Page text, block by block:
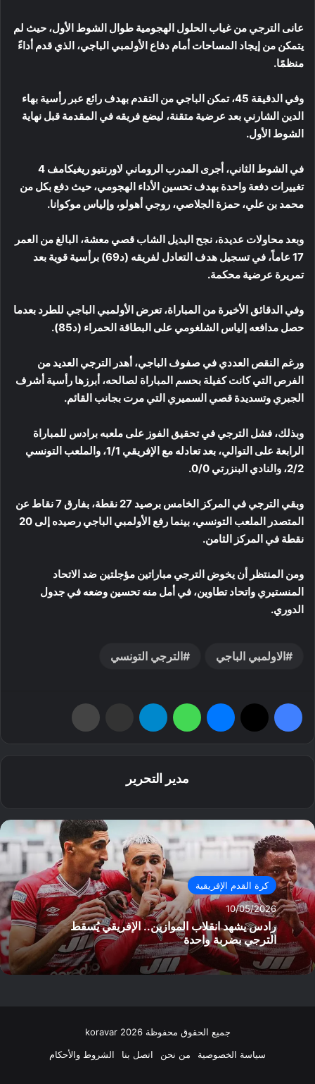
عانى الترجي من غياب الحلول الهجومية طوال الشوط الأول، حيث لم
يتمكن من إيجاد المساحات أمام دفاع الأولمبي الباجي، الذي قدم أداءً
منظمًا.
وفي الدقيقة 45، تمكن الباجي من التقدم بهدف رائع عبر رأسية بهاء
الدين الشارني بعد عرضية متقنة، ليضع فريقه في المقدمة قبل نهاية
الشوط الأول.
في الشوط الثاني، أجرى المدرب الروماني لاورنتيو ريغيكامف 4
تغييرات دفعة واحدة بهدف تحسين الأداء الهجومي، حيث دفع بكل من
محمد بن علي، حمزة الجلاصي، روجي أهولو، وإلياس موكوانا.
وبعد محاولات عديدة، نجح البديل الشاب قصي معشة، البالغ من العمر
17 عاماً، في تسجيل هدف التعادل لفريقه (د69) برأسية قوية بعد
تمريرة عرضية محكمة.
وفي الدقائق الأخيرة من المباراة، تعرض الأولمبي الباجي للطرد بعدما
حصل مدافعه إلياس الشلغومي على البطاقة الحمراء (د85).
ورغم النقص العددي في صفوف الباجي، أهدر الترجي العديد من
الفرص التي كانت كفيلة بحسم المباراة لصالحه، أبرزها رأسية أشرف
الجبري وتسديدة قصي السميري التي مرت بجانب القائم.
وبذلك، فشل الترجي في تحقيق الفوز على ملعبه برادس للمباراة
الرابعة على التوالي، بعد تعادله مع الإفريقي 1/1، والملعب التونسي
2/2، والنادي البنزرتي 0/0.
وبقي الترجي في المركز الخامس برصيد 27 نقطة، بفارق 7 نقاط عن
المتصدر الملعب التونسي، بينما رفع الأولمبي الباجي رصيده إلى 20
نقطة في المركز الثامن.
ومن المنتظر أن يخوض الترجي مباراتين مؤجلتين ضد الاتحاد
المنستيري واتحاد تطاوين، في أمل منه تحسين وضعه في جدول
الدوري.
الاولمبي الباجي الترجي التونسي
مدير التحرير
كرة القدم الإفريقية
10/05/2026
رادس يشهد انقلاب الموازين.. الإفريقي يُسقط
الترجي بضربة واحدة
جميع الحقوق محفوظة koravar 2026
سياسة الخصوصية
من نحن اتصل بنا الشروط والأحكام